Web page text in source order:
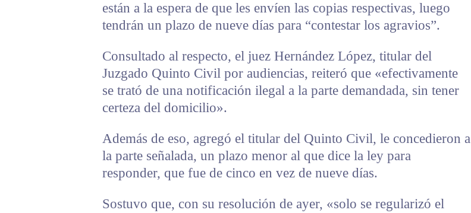
están a la espera de que les envíen las copias respectivas, luego
tendrán un plazo de nueve días para “contestar los agravios”.
Consultado al respecto, el juez Hernández López, titular del
Juzgado Quinto Civil por audiencias, reiteró que «efectivamente
se trató de una notificación ilegal a la parte demandada, sin tener
certeza del domicilio».
Además de eso, agregó el titular del Quinto Civil, le concedieron a
la parte señalada, un plazo menor al que dice la ley para
responder, que fue de cinco en vez de nueve días.
Sostuvo que, con su resolución de ayer, «solo se regularizó el